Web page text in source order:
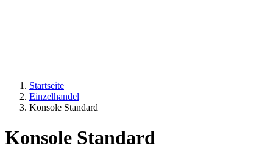
Startseite
Einzelhandel
Konsole Standard
Konsole Standard